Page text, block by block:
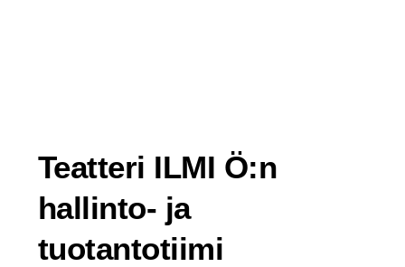
Teatteri ILMI Ö:n
hallinto- ja
tuotantotiimi